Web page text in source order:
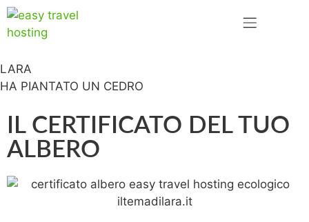
LARA
HA PIANTATO UN CEDRO
IL CERTIFICATO DEL TUO
ALBERO